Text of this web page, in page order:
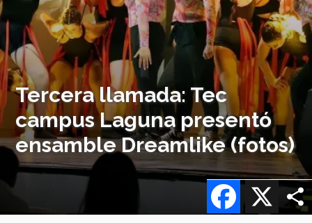
Tercera llamada: Tec
campus Laguna presentó
ensamble Dreamlike (fotos)
X
Facebook